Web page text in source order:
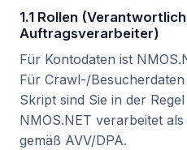
1.1 Rollen
Auftragsverarbeiter)
Für Kontodaten ist
Für Crawl-/
Skript sind Sie in der
NMOS.NET verarbeitet
gemäß AVV/DPA.